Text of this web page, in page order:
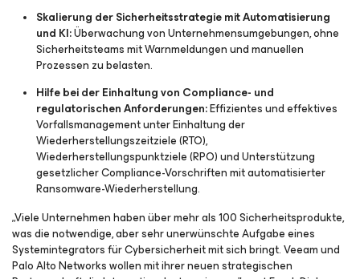
Skalierung der Sicherheitsstrategie mit Automatisierung
und KI:Überwachung von Unternehmensumgebungen, ohne
Sicherheitsteams mit Warnmeldungen und manuellen
Prozessen zu belasten.
Hilfe bei der Einhaltung von Compliance- und
regulatorischen Anforderungen:Effizientes und effektives
Vorfallsmanagement unter Einhaltung der
Wiederherstellungszeitziele (RTO),
Wiederherstellungspunktziele (RPO) und Unterstützung
gesetzlicher Compliance-Vorschriften mit automatisierter
Ransomware-Wiederherstellung.
„Viele Unternehmen haben über mehr als 100 Sicherheitsprodukte,
was die notwendige, aber sehr unerwünschte Aufgabe eines
Systemintegrators für Cybersicherheit mit sich bringt. Veeam und
Palo Alto Networks wollen mit ihrer neuen strategischen